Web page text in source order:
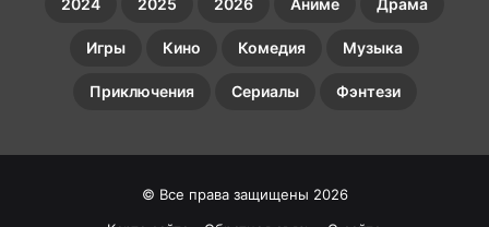
2024 2025 2026 Аниме Драма
Игры Кино Комедия Музыка
Приключения Сериалы Фэнтези
© Все права защищены 2026